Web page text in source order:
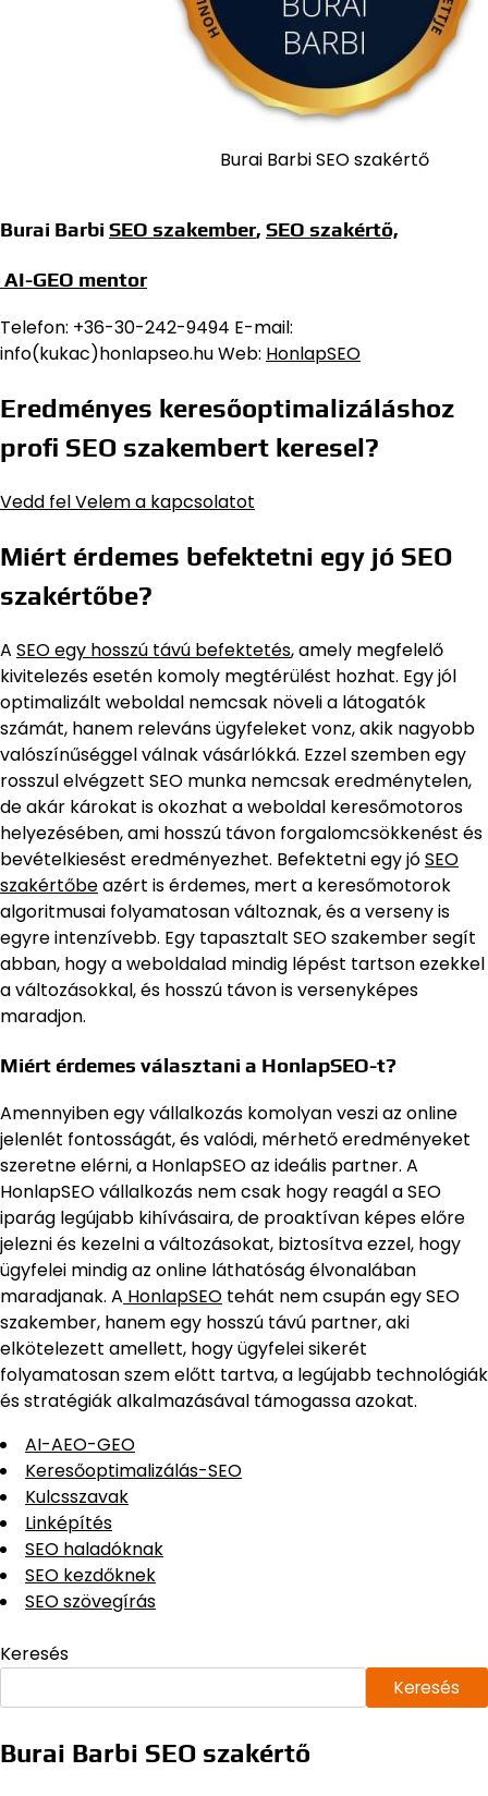
Burai Barbi SEO szakértő
Burai Barbi SEO szakember, SEO szakértő,
AI-GEO mentor
Telefon: +36-30-242-9494 E-mail:
info(kukac)honlapseo.hu Web: HonlapSEO
Eredményes keresőoptimalizáláshoz
profi SEO szakembert keresel?
Vedd fel Velem a kapcsolatot
Miért érdemes befektetni egy jó SEO
szakértőbe?
A SEO egy hosszú távú befektetés, amely megfelelő
kivitelezés esetén komoly megtérülést hozhat. Egy jól
optimalizált weboldal nemcsak növeli a látogatók
számát, hanem releváns ügyfeleket vonz, akik nagyobb
valószínűséggel válnak vásárlókká. Ezzel szemben egy
rosszul elvégzett SEO munka nemcsak eredménytelen,
de akár károkat is okozhat a weboldal keresőmotoros
helyezésében, ami hosszú távon forgalomcsökkenést és
bevételkiesést eredményezhet. Befektetni egy jóSEO
szakértőbeazért is érdemes, mert a keresőmotorok
algoritmusai folyamatosan változnak, és a verseny is
egyre intenzívebb. Egy tapasztalt SEO szakember segít
abban, hogy a weboldalad mindig lépést tartson ezekkel
a változásokkal, és hosszú távon is versenyképes
maradjon.
Miért érdemes választani a HonlapSEO-t?
Amennyiben egy vállalkozás komolyan veszi az online
jelenlét fontosságát, és valódi, mérhető eredményeket
szeretne elérni, a HonlapSEO az ideális partner. A
HonlapSEO vállalkozás nem csak hogy reagál a SEO
iparág legújabb kihívásaira, de proaktívan képes előre
jelezni és kezelni a változásokat, biztosítva ezzel, hogy
ügyfelei mindig az online láthatóság élvonalában
maradjanak. A HonlapSEO tehát nem csupán egy SEO
szakember, hanem egy hosszú távú partner, aki
elkötelezett amellett, hogy ügyfelei sikerét
folyamatosan szem előtt tartva, a legújabb technológiák
és stratégiák alkalmazásával támogassa azokat.
AI-AEO-GEO
Keresőoptimalizálás-SEO
Kulcsszavak
Linképítés
SEO haladóknak
SEO kezdőknek
SEO szövegírás
Keresés
Keresés
Burai Barbi SEO szakértő